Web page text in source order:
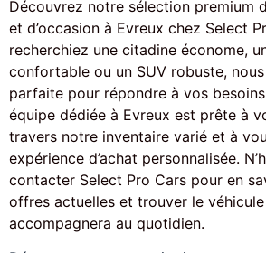
Découvrez notre sélection premium
et d’occasion à Evreux chez Select
recherchiez une citadine économe,
confortable ou un SUV robuste, nous
parfaite pour répondre à vos
équipe dédiée à Evreux est prête à
travers notre inventaire varié et à
expérience d’achat personnalisée.
contacter Select Pro Cars pour en
offres actuelles et trouver le
accompagnera au quotidien.